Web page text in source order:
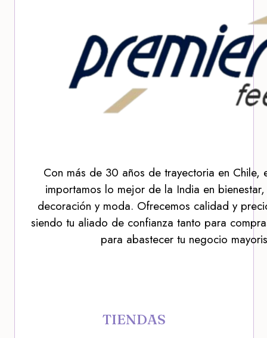
Con más de 30 años de trayectoria en Chile,
importamos lo mejor de la India en
decoración y moda. Ofrecemos calidad y
siendo tu aliado de confianza tanto para
para abastecer tu negocio
TIENDAS